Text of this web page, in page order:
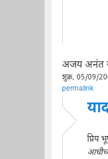
अजय अनंत
शुक्र, 05/09/
permalink
प्रिय